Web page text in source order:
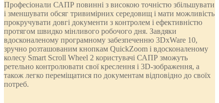
Професіонали САПР повинні з високою точністю збільшувати
і зменшувати обсяг тривимірних середовищ і мати можливість
прокручувати довгі документи з контролем і ефективністю
протягом швидко мінливого робочого дня. Завдяки
вдосконаленому програмному забезпеченню 3DxWare 10,
зручно розташованим кнопкам QuickZoom і вдосконаленому
колесу Smart Scroll Wheel 2 користувачі САПР зможуть
ретельно контролювати свої креслення і 3D-зображення, а
також легко переміщатися по документам відповідно до своїх
потреб.